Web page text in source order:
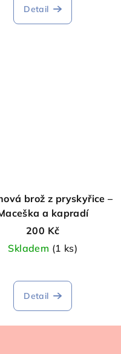
Detail
brož z pryskyřice –
a kapradí
200 Kč
Skladem (1 ks)
Detail